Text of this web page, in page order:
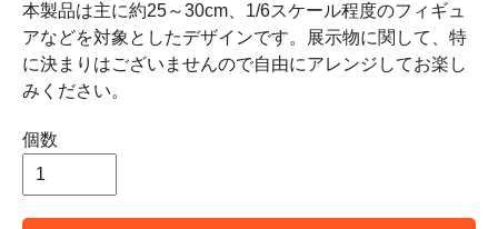
本製品は主に約25～30cm、1/6スケール程度のフィギュ
アなどを対象としたデザインです。展示物に関して、特
に決まりはございませんので自由にアレンジしてお楽し
みください。
個数